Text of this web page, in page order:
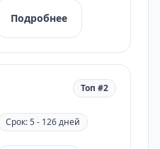
Подробнее
Топ #2
Срок: 5 - 126 дней